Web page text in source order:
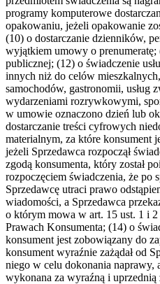
programy komputerowe
opakowaniu, jeżeli opakowanie
(10) o dostarczanie dzienników,
wyjątkiem umowy o
publicznej; (12) o świadczenie
innych niż do celów
samochodów, gastronomii, usług
wydarzeniami rozrywkowymi,
w umowie oznaczono dzień lub
dostarczanie treści cyfrowych
materialnym, za które konsument
jeżeli Sprzedawca rozpoczął
zgodą konsumenta, który został
rozpoczęciem świadczenia, że po
Sprzedawcę utraci prawo
wiadomości, a Sprzedawca
o którym mowa w art. 15 ust. 1 i
Prawach Konsumenta; (14) o
konsument jest zobowiązany do
konsument wyraźnie zażądał od
niego w celu dokonania naprawy,
wykonana za wyraźną i uprzednią